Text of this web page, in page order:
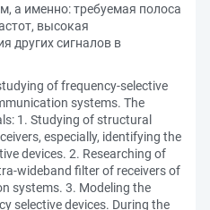
а именно: требуемая полоса
высокая
других сигналов в
of frequency-selective
systems. The
1. Studying of structural
especially, identifying the
devices. 2. Researching of
wideband filter of receivers of
systems. 3. Modeling the
selective devices. During the